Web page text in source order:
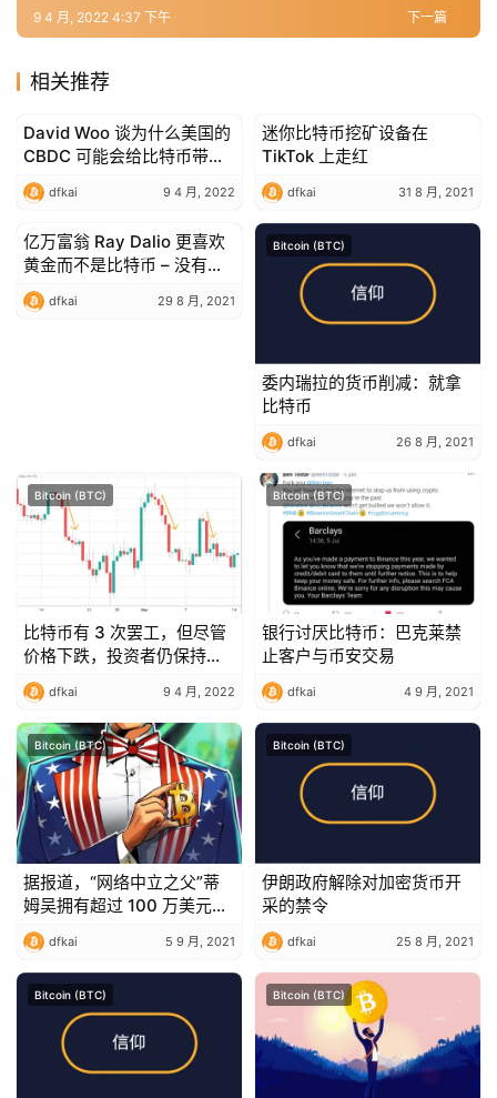
下一篇
9 4 月, 2022 4:37 下午
相关推荐
Bitcoin (BTC)
David Woo 谈为什么美国的
CBDC 可能会给比特币带来
大麻烦
dfkai 9 4 月, 2022
Bitcoin (BTC)
迷你比特币挖矿设备在
TikTok 上走红
dfkai 31 8 月, 2021
Bitcoin (BTC)
亿万富翁 Ray Dalio 更喜欢
黄金而不是比特币 – 没有人
是完美的
dfkai 29 8 月, 2021
Bitcoin (BTC)
委内瑞拉的货币削减：就拿
比特币
dfkai 26 8 月, 2021
Bitcoin (BTC)
比特币有 3 次罢工，但尽管
价格下跌，投资者仍保持冷
静
dfkai 9 4 月, 2022
Bitcoin (BTC)
银行讨厌比特币：巴克莱禁
止客户与币安交易
dfkai 4 9 月, 2021
Bitcoin (BTC)
据报道，“网络中立之父”蒂
姆吴拥有超过 100 万美元的
比特币
dfkai 5 9 月, 2021
Bitcoin (BTC)
伊朗政府解除对加密货币开
采的禁令
dfkai 25 8 月, 2021
Bitcoin (BTC) Bitcoin (BTC)